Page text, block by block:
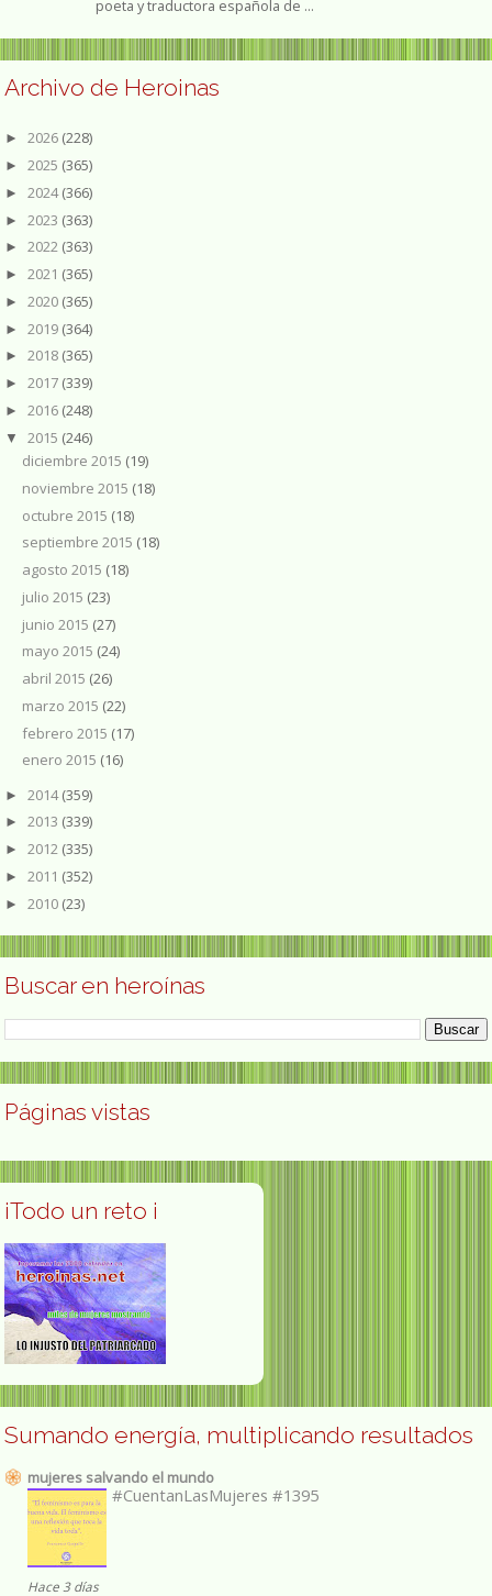
poeta y traductora española de ...
Archivo de Heroinas
► 2026 (228)
► 2025 (365)
► 2024(366)
► 2023 (363)
► 2022 (363)
► 2021 (365)
► 2020 (365)
► 2019 (364)
► 2018 (365)
► 2017 (339)
► 2016 (248)
▼ 2015 (246)
diciembre 2015 (19)
noviembre 2015 (18)
octubre 2015 (18)
septiembre 2015 (18)
agosto 2015 (18)
julio 2015 (23)
junio 2015 (27)
mayo 2015 (24)
abril 2015 (26)
marzo 2015 (22)
febrero 2015 (17)
enero 2015 (16)
► 2014(359)
► 2013 (339)
► 2012 (335)
► 2011 (352)
► 2010 (23)
Buscar en heroínas
Páginas vistas
¡Todo un reto ¡
Sumando energía, multiplicando resultados
mujeres salvando el mundo
#CuentanLasMujeres #1395
Hace 3 días